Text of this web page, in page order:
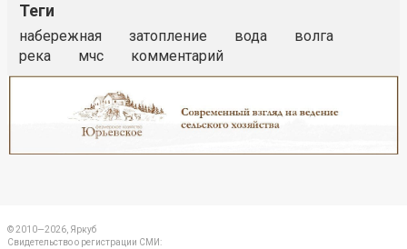
Теги
набережная затопление вода
волга
река
мчс комментарий
© 2010—2026, Яркуб
Свидетельство о регистрации СМИ: